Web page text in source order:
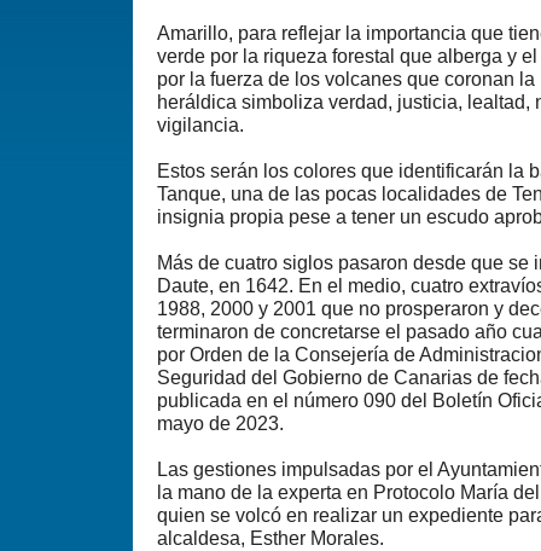
Amarillo, para reflejar la importancia que
verde por la riqueza forestal que alberga y
por la fuerza de los volcanes que coronan
heráldica simboliza verdad, justicia, lealtad,
vigilancia.
Estos serán los colores que identificarán la
Tanque, una de las pocas localidades de
insignia propia pese a tener un escudo
Más de cuatro siglos pasaron desde que se
Daute, en 1642. En el medio, cuatro
1988, 2000 y 2001 que no prosperaron y
terminaron de concretarse el pasado año
por Orden de la Consejería de
Seguridad del Gobierno de Canarias de
publicada en el número 090 del Boletín
mayo de 2023.
Las gestiones impulsadas por el
la mano de la experta en Protocolo María
quien se volcó en realizar un expediente
alcaldesa, Esther Morales.